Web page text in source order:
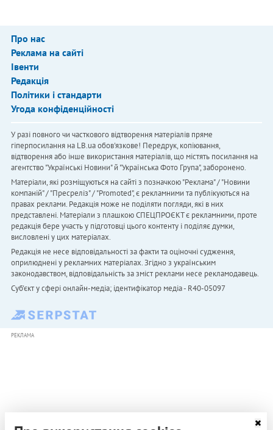
Про нас
Реклама на сайті
Івенти
Редакція
Політики і стандарти
Угода конфіденційності
У разі повного чи часткового відтворення матеріалів пряме
гіперпосилання на LB.ua обов'язкове! Передрук, копіювання,
відтворення або інше використання матеріалів, що містять посилання на
агентство "Українськi Новини" й "Українська Фото Група", заборонено.
Матеріали, які розміщуються на сайті з позначкою "Реклама" / "Новини
компаній" / "Пресреліз" / "Promoted", є рекламними та публікуються на
правах реклами. Редакція може не поділяти погляди, які в них
представлені. Матеріали з плашкою СПЕЦПРОЄКТ є рекламними, проте
редакція бере участь у підготовці цього контенту і поділяє думки,
висловлені у цих матеріалах.
Редакція не несе відповідальності за факти та оціночні судження,
оприлюднені у рекламних матеріалах. Згідно з українським
законодавством, відповідальність за зміст реклами несе рекламодавець.
Cуб'єкт у сфері онлайн-медіа; ідентифікатор медіа - R40-05097
РЕКЛАМА